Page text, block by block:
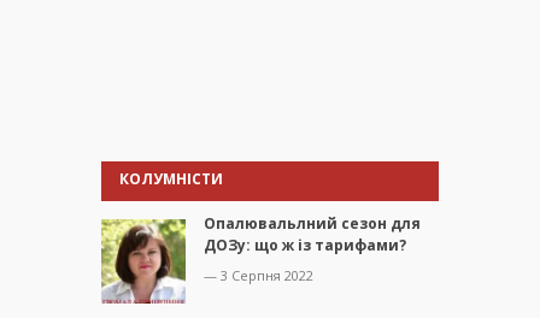
КОЛУМНІСТИ
Опалювальлний сезон для
ДОЗу: що ж із тарифами?
— 3 Серпня 2022